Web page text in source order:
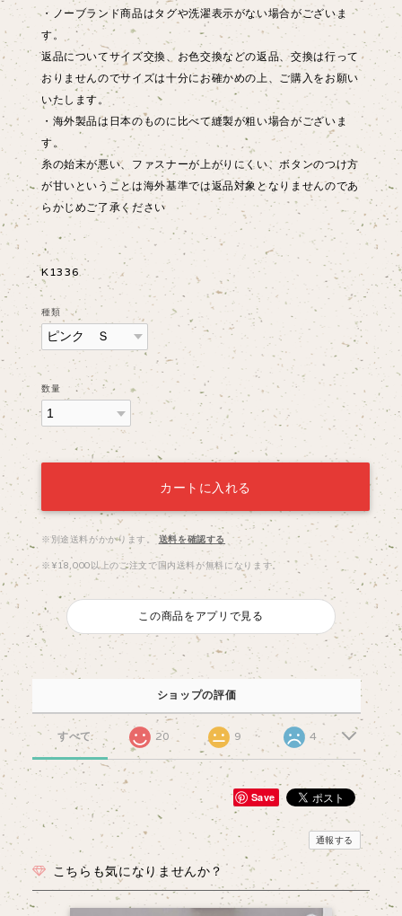
・ノーブランド商品はタグや洗濯表示がない場合がございま
す。
返品についてサイズ交換、お色交換などの返品、交換は行って
おりませんのでサイズは十分にお確かめの上、ご購入をお願い
いたします。
・海外製品は日本のものに比べて縫製が粗い場合がございま
す。
糸の始末が悪い、ファスナーが上がりにくい、ボタンのつけ方
が甘いということは海外基準では返品対象となりませんのであ
らかじめご了承ください
K1336
種類
数量
カートに入れる
※別途送料がかかります。 送料を確認する
※¥18,000以上のご注文で国内送料が無料になります。
この商品をアプリで見る
ショップの評価
すべて 20 9 4
Save
通報する
こちらも気になりませんか？